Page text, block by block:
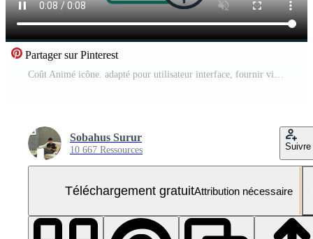
Partager sur Pinterest
Coût Animé icône. adapté pour utilisateur interface, fournir visuel retour, etc. Animé icône en relation à achat la gestion Vidéo Gratuite
Sobahus Surur
10 667 Ressources Suivre
Téléchargement gratuitAttribution nécessaire